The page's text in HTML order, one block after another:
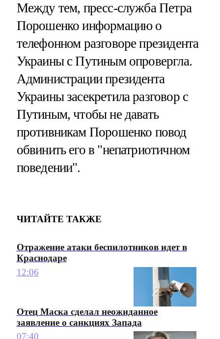
Между тем, пресс-служба Петра
Порошенко информацию о
телефонном разговоре президента
Украины с Путиным опровергла.
Администрации президента
Украины засекретила разговор с
Путиным, чтобы не давать
противникам Порошенко повод
обвинить его в "непатриотичном
поведении".
ЧИТАЙТЕ ТАКЖЕ
Отражение атаки беспилотников идет в
Краснодаре
12:06
Отец Маска сделал неожиданное
заявление о санкциях Запада
07:40